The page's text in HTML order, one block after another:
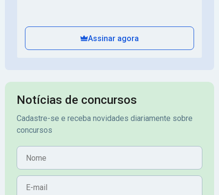
Assinar agora
Notícias de concursos
Cadastre-se e receba novidades diariamente sobre
concursos
Nome
E-mail